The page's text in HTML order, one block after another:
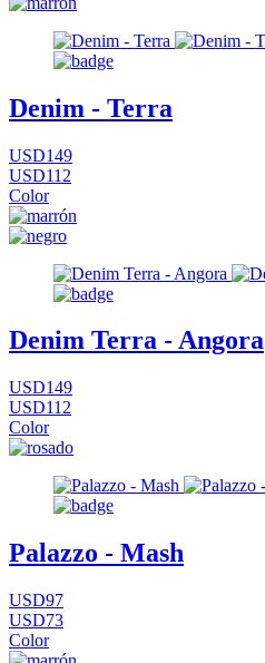
Denim - Terra
USD149
USD112
Color
Denim Terra - Angora
USD149
USD112
Color
Palazzo - Mash
USD97
USD73
Color